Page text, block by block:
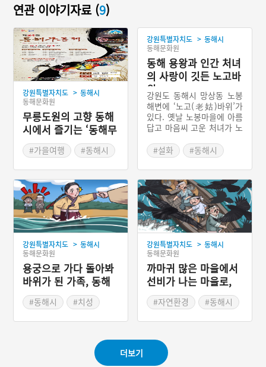
연관 이야기자료 (9)
강원특별자치도 > 동해시
동해문화원
무릉도원의 고향 동해
시에서 즐기는 ‘동해무
릉제’
#가을여행
#동해시
#강원도 축제
강원특별자치도 > 동해시
동해문화원
동해 용왕과 인간 처녀
의 사랑이 깃든 노고바
위
강원도 동해시 망상동 노봉
해변에 ‘노고(老姑)바위’가
있다. 옛날 노봉마을에 아름
답고 마음씨 고운 처녀가 노
부모를 모시는데 지극 정성
이었다. 처녀에 대한 소문은
동해에 살고 있는 용왕도 듣
게 되었다. 동해 용왕이 처
녀를 보기 위해 육지로 나왔
다가 처녀와 사랑에 빠졌다.
용왕은 처녀를 용궁으로 데
려가려 하였는데, 처녀의 노
부모가 막았다. 하늘이 천둥
과 벼락을 내려 노부모를 하
늘로 데려가고, 용왕은 처녀
와 함께 동해의 용궁으로 갈
수 있었다.
#설화
#동해시
강원특별자치도 > 동해시
동해문화원
용궁으로 가다 돌아봐
바위가 된 가족, 동해
노봉마을 노고암
#동해시
#치성
강원특별자치도 > 동해시
동해문화원
까마귀 많은 마을에서
선비가 나는 마을로,
동해 묵호동
#자연환경
#동해시
더보기